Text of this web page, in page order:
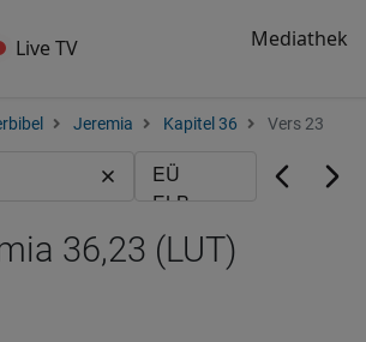
Live TV Mediathek
Jeremia Kapitel 36 Vers 23
36,23 (LUT)